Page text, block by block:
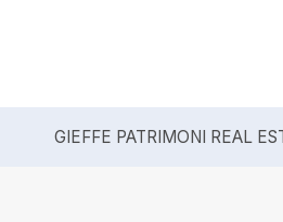
GIEFFE PATRIMONI REAL